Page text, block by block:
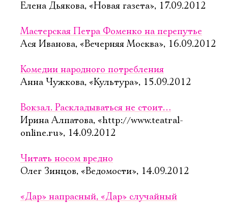
Елена Дьякова, «Новая газета», 17.09.2012
Мастерская Петра Фоменко на перепутье
Ася Иванова, «Вечерняя Москва», 16.09.2012
Комедии народного потребления
Анна Чужкова, «Культура», 15.09.2012
Вокзал. Раскладываться не стоит…
Ирина Алпатова, «http://www.teatral-
online.ru», 14.09.2012
Читать носом вредно
Олег Зинцов, «Ведомости», 14.09.2012
«Дар» напрасный, «Дар» случайный